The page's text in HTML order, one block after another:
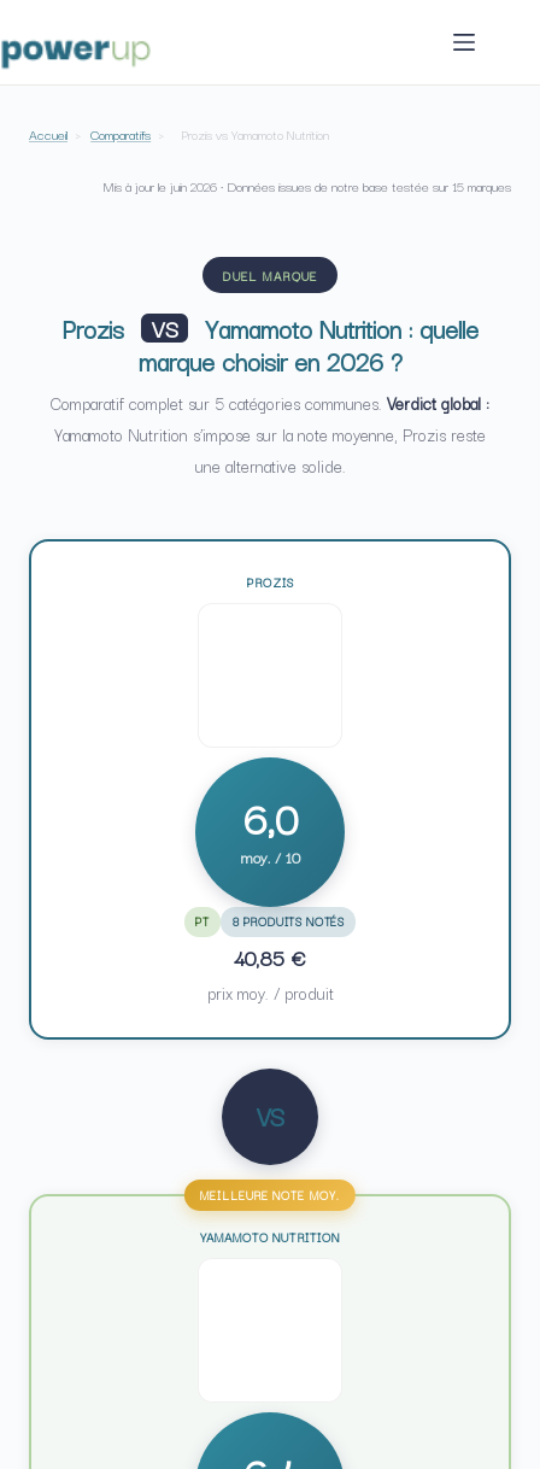
au
contenu
Accueil › Comparatifs › Prozis vs Yamamoto Nutrition
Mis à jour le juin 2026· Données issues de notre base testée sur 15 marques
DUEL MARQUE
Prozis VS
Yamamoto Nutrition : quelle
marque choisir en 2026 ?
Comparatif complet sur 5 catégories communes. Verdict global :
Yamamoto Nutrition s’impose sur la note moyenne, Prozis reste
une alternative solide.
PROZIS
6,0
moy. / 10
PT 8 PRODUITS NOTÉS
40,85 €
prix moy. / produit
VS
MEILLEURE NOTE MOY.
YAMAMOTO NUTRITION